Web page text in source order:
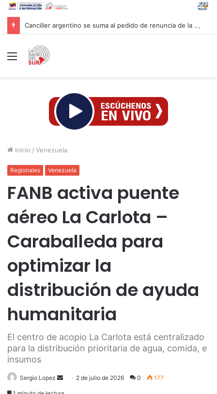
Canciller argentino se suma al pedido de renuncia de la vicepresidenta Villarruel
Menú
Inicio / Venezuela
Regionales Venezuela
FANB activa puente
aéreo La Carlota –
Caraballeda para
optimizar la
distribución de ayuda
humanitaria ​
El centro de acopio La Carlota está centralizado
para la distribución prioritaria de agua, comida, e
insumos
Sergio Lopez
Send 2 de julio de 2026 0 177